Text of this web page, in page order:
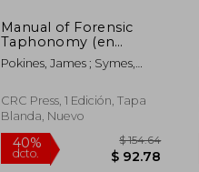
Manual of Forensic
Taphonomy (en
Inglés)
Pokines, James ; Symes,
CRC Press, 1 Edición, Tapa
Blanda, Nuevo